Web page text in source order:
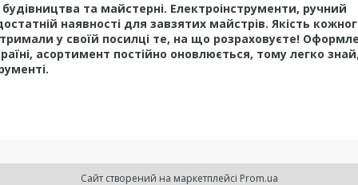
та майстерні. Електроінструменти, ручний
наявності для завзятих майстрів. Якість
у своїй посилці те, на що розраховуєте!
асортимент постійно оновлюється, тому легко
Сайт створений на маркетплейсі Prom.ua